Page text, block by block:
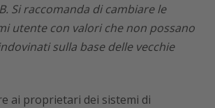
Si raccomanda di cambiare le
utente con valori che non possano
sulla base delle vecchie
ai proprietari dei sistemi di